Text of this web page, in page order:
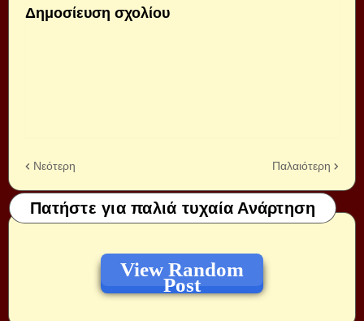
Δημοσίευση σχολίου
Νεότερη Παλαιότερη
Πατήστε για παλιά τυχαία Ανάρτηση
View Random
Post